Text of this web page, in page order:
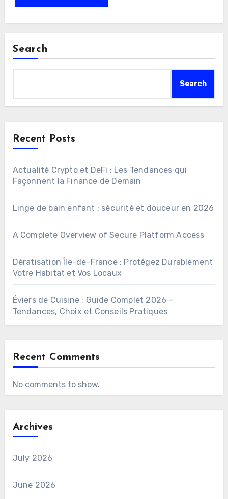
Search
Search
Recent Posts
Actualité Crypto et DeFi : Les Tendances qui
Façonnent la Finance de Demain
Linge de bain enfant : sécurité et douceur en 2026
A Complete Overview of Secure Platform Access
Dératisation Île-de-France : Protégez Durablement
Votre Habitat et Vos Locaux
Éviers de Cuisine : Guide Complet 2026 –
Tendances, Choix et Conseils Pratiques
Recent Comments
No comments to show.
Archives
July 2026
June 2026